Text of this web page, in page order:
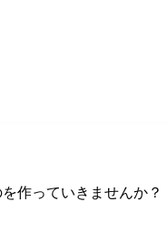
作っていきませんか？